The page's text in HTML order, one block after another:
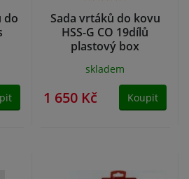
do
Sada vrtáků do kovu
HSS-G CO 19dílů
plastový box
skladem
1 650 Kč Koupit